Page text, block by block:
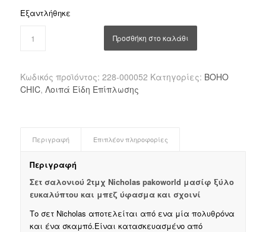
Εξαντλήθηκε
Προσθήκη στο καλάθι
Κωδικός προϊόντος: 228-000052 Κατηγορίες: BOHO
CHIC, Λοιπά Είδη Επίπλωσης
Περιγραφή Επιπλέον πληροφορίες
Περιγραφή
Σετ σαλονιού 2τμχ Nicholas pakoworld μασίφ ξύλο
ευκαλύπτου και μπεζ ύφασμα και σχοινί
Το σετ Nicholas αποτελείται από ενα μία πολυθρόνα
και ένα σκαμπό.Είναι κατασκευασμένο από